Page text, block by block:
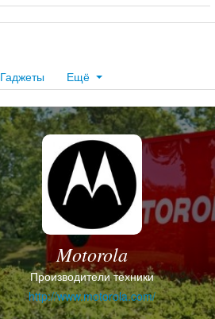
Гаджеты Ещё
Motorola
Производители техники
http://www.motorola.com/